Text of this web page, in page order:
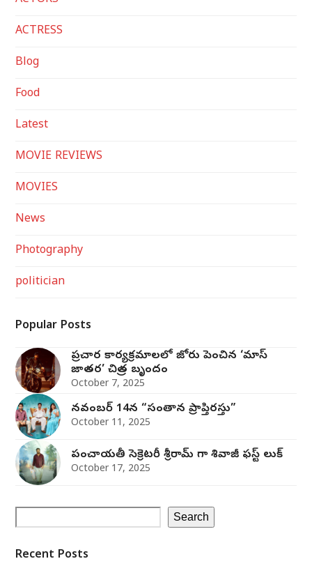
ACTRESS
Blog
Food
Latest
MOVIE REVIEWS
MOVIES
News
Photography
politician
Popular Posts
ప్రచార కార్యక్రమాలలో జోరు పెంచిన ‘మాస్
జాతర’ చిత్ర బృందం
October 7, 2025
నవంబర్ 14న “సంతాన ప్రాప్తిరస్తు”
October 11, 2025
పంచాయతీ సెక్రెటరీ శ్రీరామ్ గా శివాజీ ఫస్ట్ లుక్
October 17, 2025
Search
Recent Posts